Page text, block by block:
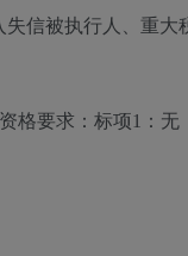
失信被执行人、重
格要求： 标项1：无